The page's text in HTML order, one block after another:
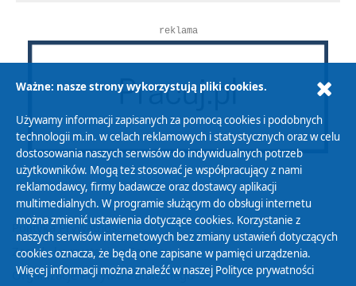
reklama
Polityka Prywatności
Zasady korzystania z Serwisu
Organizacje Pożytku Publicznego
Ważne: nasze strony wykorzystują pliki cookies.
Używamy informacji zapisanych za pomocą cookies i podobnych
technologii m.in. w celach reklamowych i statystycznych oraz w celu
dostosowania naszych serwisów do indywidualnych potrzeb
użytkowników. Mogą też stosować je współpracujący z nami
reklamodawcy, firmy badawcze oraz dostawcy aplikacji
multimedialnych. W programie służącym do obsługi internetu
można zmienić ustawienia dotyczące cookies. Korzystanie z
naszych serwisów internetowych bez zmiany ustawień dotyczących
cookies oznacza, że będą one zapisane w pamięci urządzenia.
Więcej informacji można znaleźć w naszej Polityce prywatności